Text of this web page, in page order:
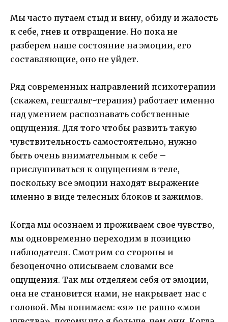
Мы часто путаем стыд и вину, обиду и жалость
к себе, гнев и отвращение. Но пока не
разберем наше состояние на эмоции, его
составляющие, оно не уйдет.
Ряд современных направлений психотерапии
(скажем, гештальт-терапия) работает именно
над умением распознавать собственные
ощущения. Для того чтобы развить такую
чувствительность самостоятельно, нужно
быть очень внимательным к себе –
прислушиваться к ощущениям в теле,
поскольку все эмоции находят выражение
именно в виде телесных блоков и зажимов.
Когда мы осознаем и проживаем свое чувство,
мы одновременно переходим в позицию
наблюдателя. Смотрим со стороны и
безоценочно описываем словами все
ощущения. Так мы отделяем себя от эмоции,
она не становится нами, не накрывает нас с
головой. Мы понимаем: «я» не равно «мои